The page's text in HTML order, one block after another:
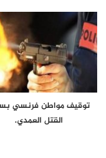
توقيف مواطن فرنسي
القتل العمدي.